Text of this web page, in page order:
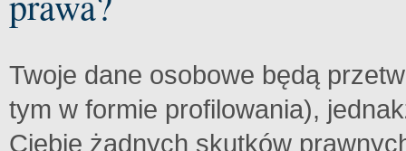
Twoje dane osobowe będą
tym w formie profilowania),
Ciebie żadnych skutków